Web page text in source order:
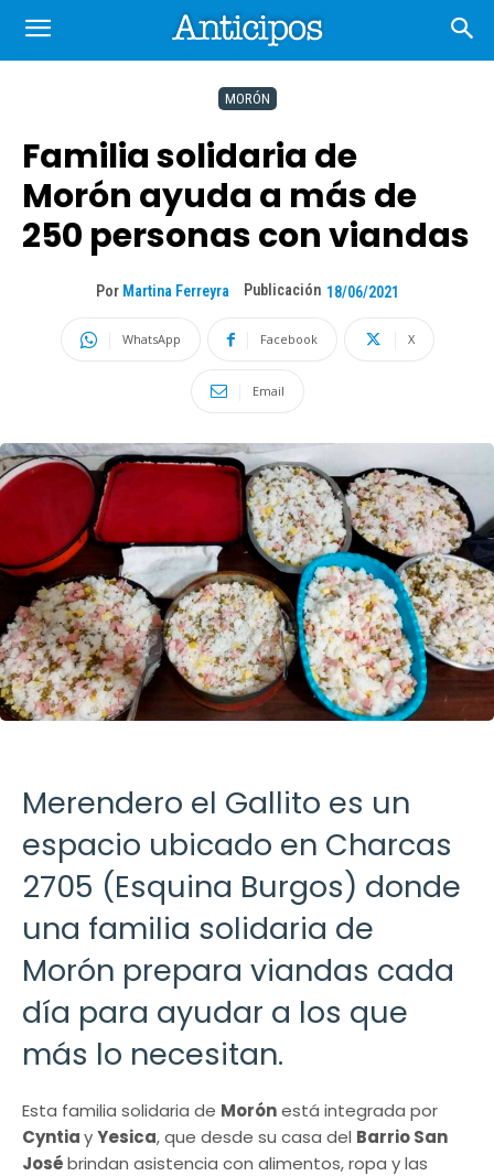
MORÓN
Familia solidaria de
Morón ayuda a más de
250 personas con viandas
Por Martina Ferreyra Publicación 18/06/2021
WhatsApp Facebook X
Email
Merendero el Gallito es un
espacio ubicado en Charcas
2705 (Esquina Burgos) donde
una familia solidaria de
Morón prepara viandas cada
día para ayudar a los que
más lo necesitan.
Esta familia solidaria de Morónestá integrada por
CyntiayYesica, que desde su casa del Barrio San
Josébrindan asistencia con alimentos, ropa y las